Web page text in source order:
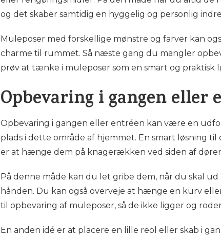
og det skaber samtidig en hyggelig og personlig
Muleposer med forskellige mønstre og farver kan
charme til rummet. Så næste gang du mangler
prøv at tænke i muleposer som en smart og praktisk
Opbevaring i gangen eller
Opbevaring i gangen eller entréen kan være en
plads i dette område af hjemmet. En smart løsning
er at hænge dem på knagerækken ved siden af
På denne måde kan du let gribe dem, når du skal ud
hånden. Du kan også overveje at hænge en kurv
til opbevaring af muleposer, så de ikke ligger og
En anden idé er at placere en lille reol eller skab i